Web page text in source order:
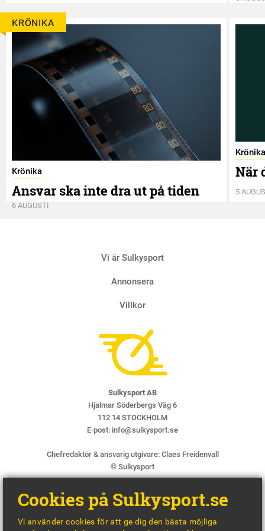
KRÖNIKA
Krönika
Ansvar ska inte dra ut på tiden
6 AUGUSTI
Krönika
När
5
Vi är Sulkysport
Annonsera
Villkor
Sulkysport AB
Hjalmar Söderbergs Väg 6
112 14 STOCKHOLM
E-post: info@sulkysport.se
Chefredaktör & ansvarig utgivare: Claes Freidenvall
© Sulkysport
Cookies på Sulkysport.se
Vi använder cookies för att ge dig den bästa möjliga